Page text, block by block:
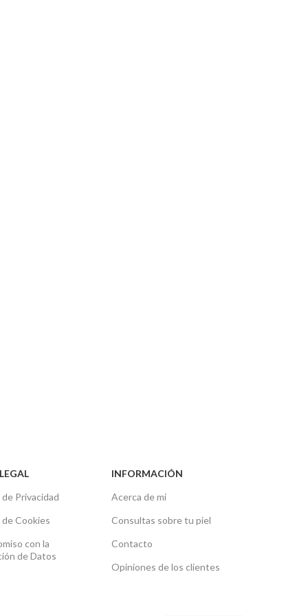
Privacidad
Cookies
con la
de Datos
INFORMACIÓN
Acerca de mi
Consultas sobre tu piel
Contacto
Opiniones de los clientes